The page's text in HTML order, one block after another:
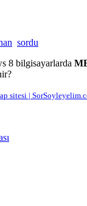
sordu
8 bilgisayarlarda
sitesi |